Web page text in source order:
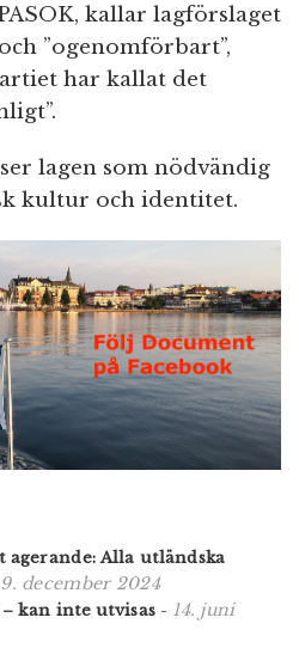
kallar lagförslaget
”ogenomförbart”,
har kallat det
lagen som nödvändig
kultur och identitet.
Alla utländska
9. december 2024
kan inte utvisas - 14. juni